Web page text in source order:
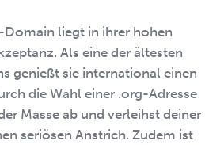
Domain liegt in ihrer hohen
Als eine der ältesten
genießt sie international einen
die Wahl einer .org-Adresse
Masse ab und verleihst deiner
seriösen Anstrich. Zudem ist